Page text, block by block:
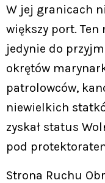
W jej granicach
większy port. Ten
jedynie do
okrętów
patrolowców,
niewielkich
zyskał status
pod
Strona Ruchu